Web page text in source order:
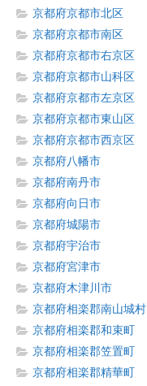
京都府京都市北区
京都府京都市南区
京都府京都市右京区
京都府京都市山科区
京都府京都市左京区
京都府京都市東山区
京都府京都市西京区
京都府八幡市
京都府南丹市
京都府向日市
京都府城陽市
京都府宇治市
京都府宮津市
京都府木津川市
京都府相楽郡南山城村
京都府相楽郡和束町
京都府相楽郡笠置町
京都府相楽郡精華町